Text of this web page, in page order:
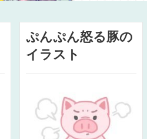
ぷんぷん怒る豚の
イラスト